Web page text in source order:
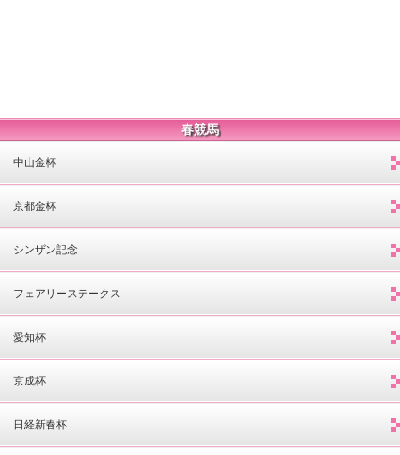
春競馬
中山金杯
京都金杯
シンザン記念
フェアリーステークス
愛知杯
京成杯
日経新春杯